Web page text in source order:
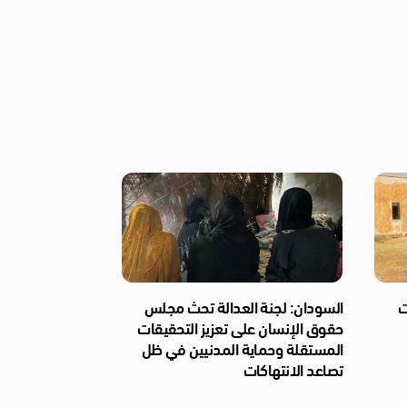
السودان: لجنة العدالة تحث مجلس
حقوق الإنسان على تعزيز التحقيقات
المستقلة وحماية المدنيين في ظل
تصاعد الانتهاكات